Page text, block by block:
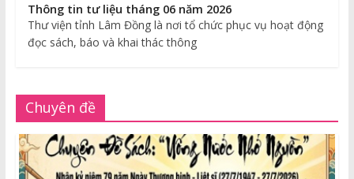
Thông tin tư liệu tháng 06 năm 2026
Thư viện tỉnh Lâm Đồng là nơi tổ chức phục vụ hoạt động
đọc sách, báo và khai thác thông
Chuyên đề